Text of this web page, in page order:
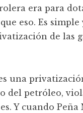
era para
eso. Es
de las
una
del petróleo,
Y cuando